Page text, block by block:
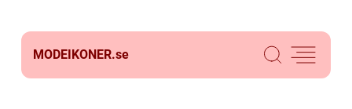
MODEIKONER.se